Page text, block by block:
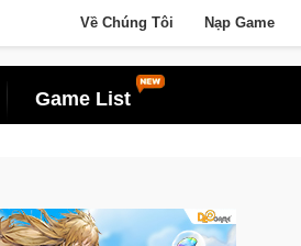
Về Chúng Tôi Nạp Game
Game List